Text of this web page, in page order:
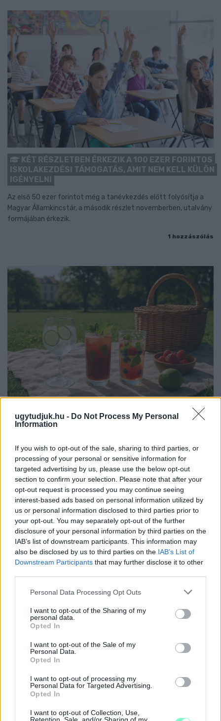
ugytudjuk.hu - Do Not Process My Personal
Information
If you wish to opt-out of the sale, sharing to third parties, or
processing of your personal or sensitive information for
targeted advertising by us, please use the below opt-out
section to confirm your selection. Please note that after your
opt-out request is processed you may continue seeing
interest-based ads based on personal information utilized by
us or personal information disclosed to third parties prior to
your opt-out. You may separately opt-out of the further
disclosure of your personal information by third parties on the
IAB’s list of downstream participants. This information may
also be disclosed by us to third parties on the IAB’s List of
Downstream Participants that may further disclose it to other
Please note that this website/app uses one or more Google
not limited to your visit or usage behaviour. You may click to
grant or deny consent to Google and its third-party tags to
use your data for below specified purposes in below Google
consent section.
Personal Data Processing Opt Outs
I want to opt-out of the Sharing of my
personal data.
Opted In
I want to opt-out of the Sale of my
Personal Data.
Opted In
I want to opt-out of processing my
Personal Data for Targeted Advertising.
Opted In
I want to opt-out of Collection, Use,
KÉT RÉSZLETBEN ÉRKEZIK A 100 EZER FORINTOS
ISKOLAKEZDÉSI TÁMOGATÁS, AMIT NEM KELL KÜLÖN
IGÉNYELNI
Az első 50 ezer forintot még a tanévkezdés előtt folyósítja a
Magyar Államkincstár, a második részlet novemberben, utalvány
formájában érkezik.
1 hozzászólás
PIKNIK ITALOK: ÍZEK ÉS ÉLMÉNYEK A SZABADBAN
támad kedve kirándulni a természetbe.
Szólj hozzá!
INFLÁCIÓ MAGYARORSZÁGON
Júliusban mindössze 1,2 százalékkal emelkedtek éves
már csökkent.